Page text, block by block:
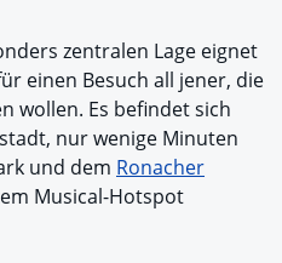
zentralen Lage eignet
einen Besuch all jener, die
wollen. Es befindet sich
nur wenige Minuten
und dem Ronacher
Musical-Hotspot